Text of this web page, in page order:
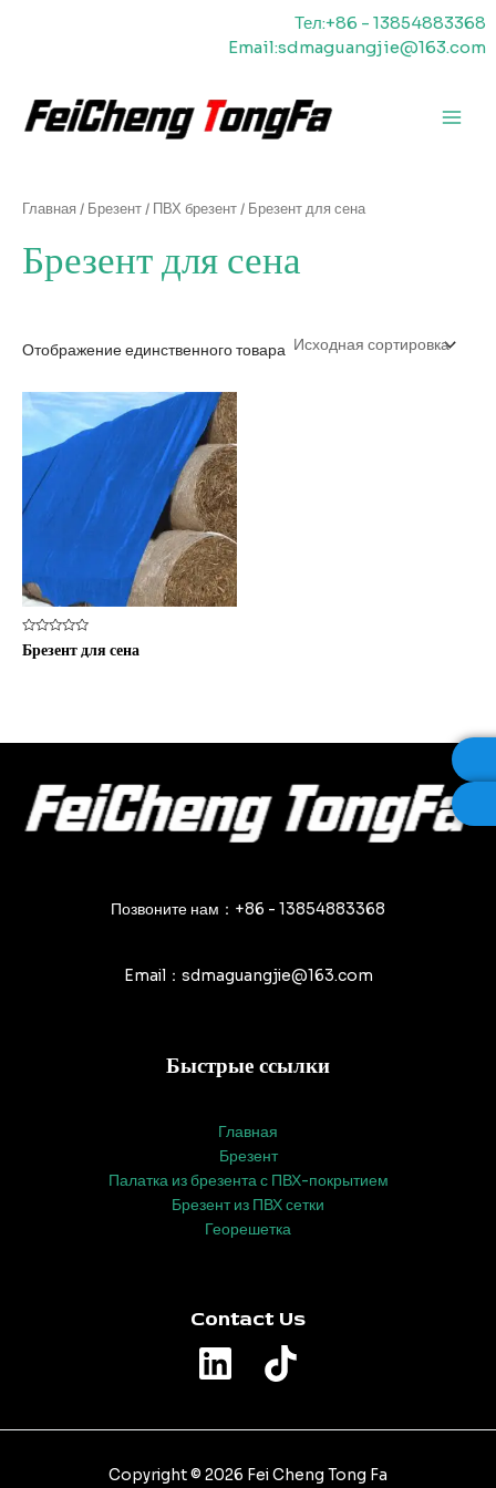
Тел:+86 - 13854883368
Email:sdmaguangjie@163.com
Главная / Брезент/ ПВХ брезент/ Брезент для сена
Брезент для сена
Отображение единственного товара
Оценка
0
Брезент для сена
Позвоните нам：+86 - 13854883368
Email：sdmaguangjie@163.com
Быстрые ссылки
Главная
Брезент
Палатка из брезента с ПВХ-покрытием
Брезент из ПВХ сетки
Георешетка
Contact Us
Copyright © 2026 Fei Cheng Tong Fa